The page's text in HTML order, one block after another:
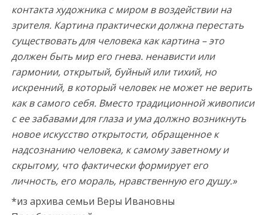
контакта художника с миром в воздействии на
зрителя. Картина практически должна перестать
существовать для человека как картина – это
должен быть мир его гнева. ненависти или
гармонии, открытый, буйный или тихий, но
искренний, в который человек не может не верить
как в самого себя. Вместо традиционной живописи
с ее забавами для глаза и ума должно возникнуть
новое искусство открытости, обращенное к
надсознанию человека, к самому заветному и
скрытому, что фактически формирует его
личность, его мораль, нравственную его душу.»
*из архива семьи Веры Ивановны